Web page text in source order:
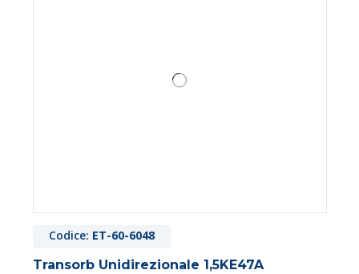
Codice: ET-60-6048
Transorb Unidirezionale 1,5KE47A